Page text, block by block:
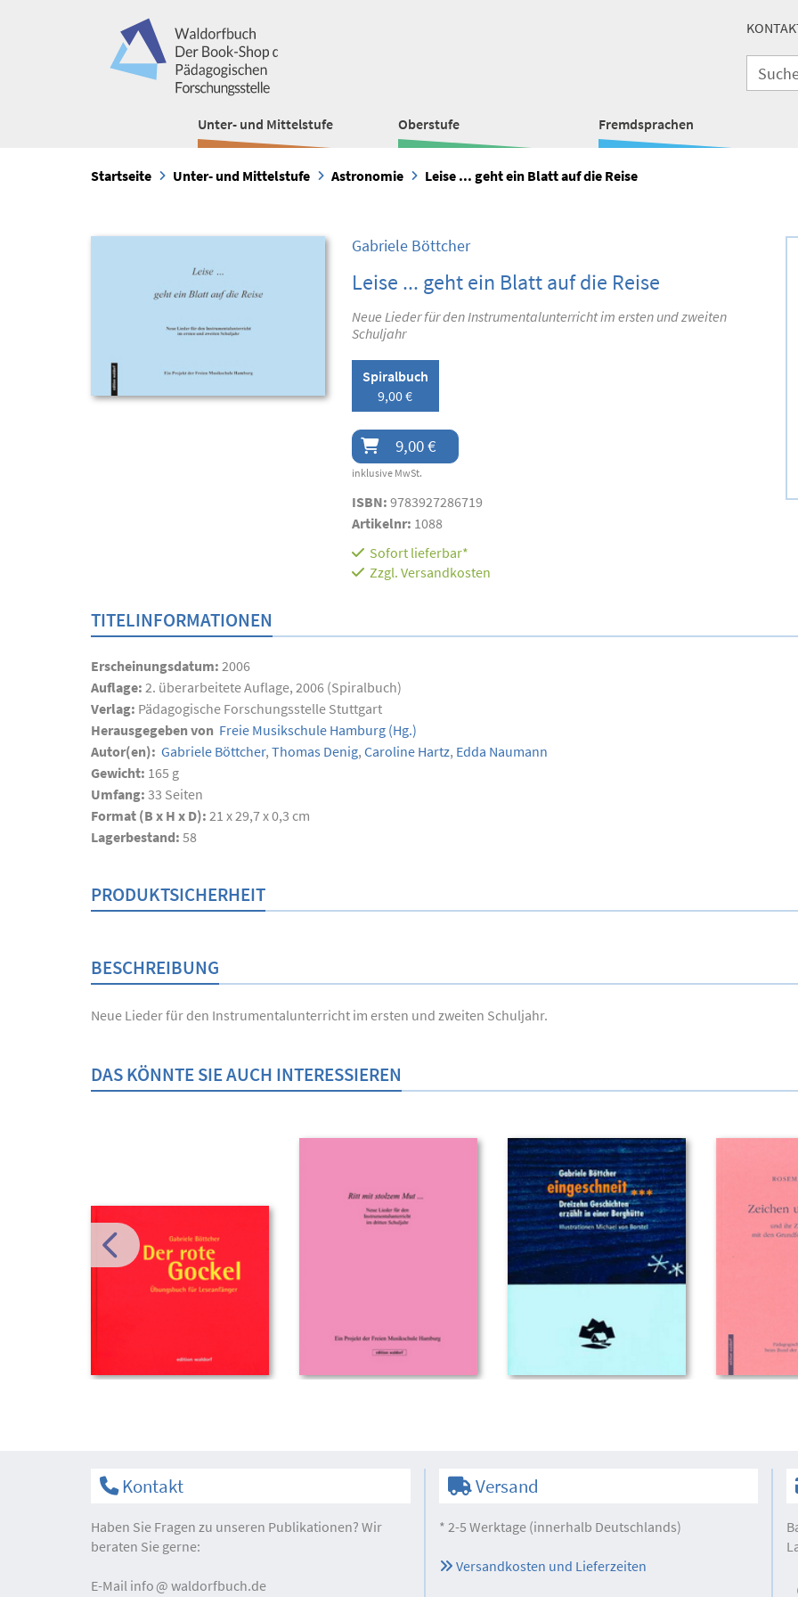
Unter- und Mittelstufe Oberstufe Fremdsprachen
Startseite Unter- und Mittelstufe Astronomie Leise ... geht ein Blatt auf die Reise
Gabriele Böttcher
Leise ... geht ein Blatt auf die Reise
Neue Lieder für den Instrumentalunterricht im ersten und zweiten
Schuljahr
Spiralbuch
9,00 €
9,00 €
inklusive MwSt.
ISBN: 9783927286719
Artikelnr: 1088
Sofort lieferbar*
Zzgl. Versandkosten
TITELINFORMATIONEN
Erscheinungsdatum: 2006
Auflage: 2. überarbeitete Auflage, 2006 (Spiralbuch)
Verlag: Pädagogische Forschungsstelle Stuttgart
Herausgegeben von Freie Musikschule Hamburg (Hg.)
Autor(en): Gabriele Böttcher, Thomas Denig, Caroline Hartz, Edda Naumann
Gewicht: 165 g
Umfang: 33 Seiten
Format (B x H x D): 21 x 29,7 x 0,3 cm
Lagerbestand: 58
PRODUKTSICHERHEIT
BESCHREIBUNG
Neue Lieder für den Instrumentalunterricht im ersten und zweiten Schuljahr.
DAS KÖNNTE SIE AUCH INTERESSIEREN
Kontakt
Haben Sie Fragen zu unseren Publikationen? Wir
beraten Sie gerne:
E-Mail info waldorfbuch.de
Versand
* 2-5 Werktage (innerhalb Deutschlands)
Versandkosten und Lieferzeiten